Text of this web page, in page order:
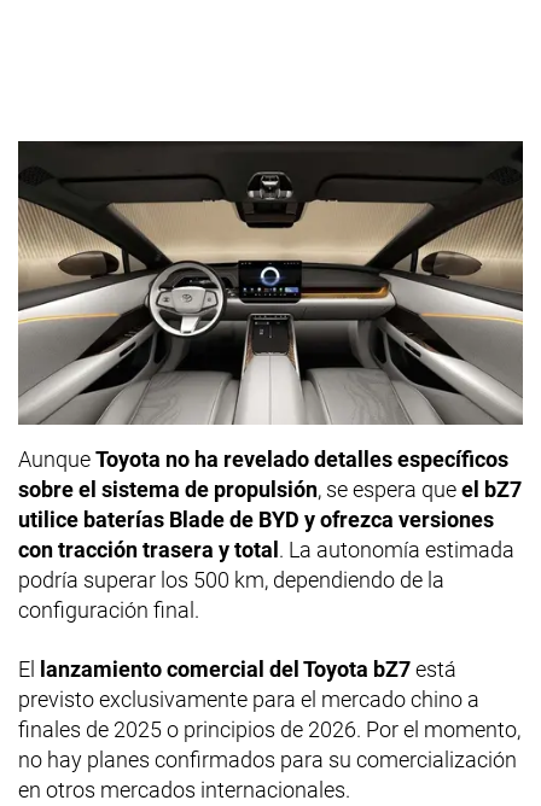
AunqueToyota no ha revelado detalles específicos
sobre el sistema de propulsión, se espera queel bZ7
utilice baterías Blade de BYD y ofrezca versiones
con tracción trasera y total . La autonomía estimada
podría superar los 500 km, dependiendo de la
configuración final.
El lanzamiento comercial del Toyota bZ7está
previsto exclusivamente para el mercado chino a
finales de 2025 o principios de 2026. Por el momento,
no hay planes confirmados para su comercialización
en otros mercados internacionales.